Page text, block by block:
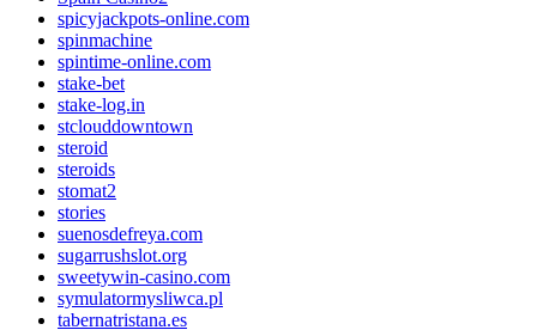
spicyjackpots-online.com
spinmachine
spintime-online.com
stake-bet
stake-log.in
stclouddowntown
steroid
steroids
stomat2
stories
suenosdefreya.com
sugarrushslot.org
sweetywin-casino.com
symulatormysliwca.pl
tabernatristana.es